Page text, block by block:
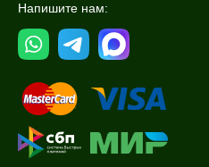
Напишите нам: